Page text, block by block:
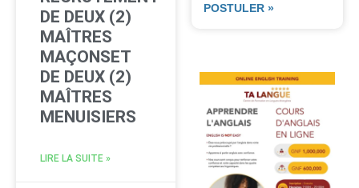
DE DEUX (2)
MAÎTRES
MAÇONSET
DE DEUX (2)
MAÎTRES
MENUISIERS
LIRE LA SUITE »
POSTULER »